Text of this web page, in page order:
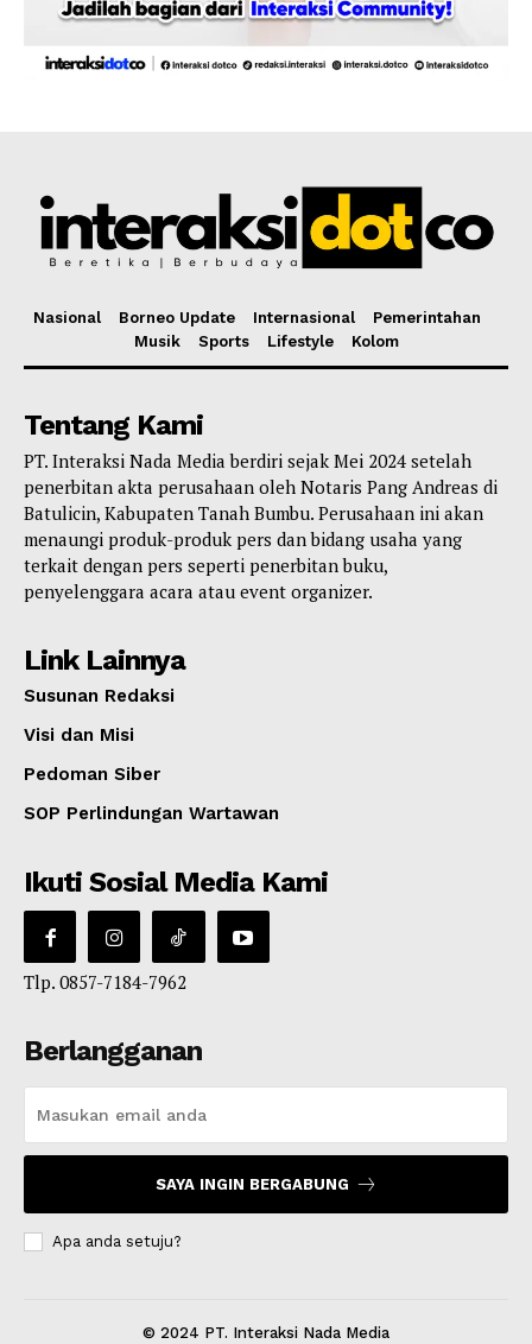
Nasional Borneo Update Internasional
Pemerintahan
Musik
Sports Lifestyle Kolom
Tentang Kami
PT. Interaksi Nada Media berdiri sejak Mei 2024 setelah
penerbitan akta perusahaan oleh Notaris Pang Andreas di
Batulicin, Kabupaten Tanah Bumbu. Perusahaan ini akan
menaungi produk-produk pers dan bidang usaha yang
terkait dengan pers seperti penerbitan buku,
penyelenggara acara atau event organizer.
Link Lainnya
Susunan Redaksi
Visi dan Misi
Pedoman Siber
SOP Perlindungan Wartawan
Ikuti Sosial Media Kami
Tlp. 0857-7184-7962
Berlangganan
SAYA INGIN BERGABUNG
Apa anda setuju?
© 2024 PT. Interaksi Nada Media